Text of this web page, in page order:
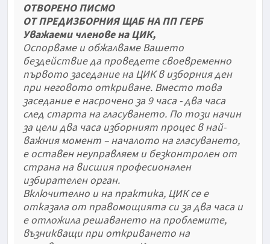
ОТВОРЕНО ПИСМО
ОТ ПРЕДИЗБОРНИЯ ЩАБ НА ПП ГЕРБ
Уважаеми членове на ЦИК,
Оспорваме и обжалваме Вашето
бездействие да проведете своевременно
първото заседание на ЦИК в изборния ден
при неговото откриване. Вместо това
заседание е насрочено за 9 часа - два часа
след старта на гласуването. По този начин
за цели два часа изборният процес в най-
важния момент – началото на гласуването,
е оставен неуправляем и безконтролен от
страна на висшия професионален
избирателен орган.
Включително и на практика, ЦИК се е
отказала от правомощията си за два часа и
е отложила решаването на проблемите,
възникващи при откриването на